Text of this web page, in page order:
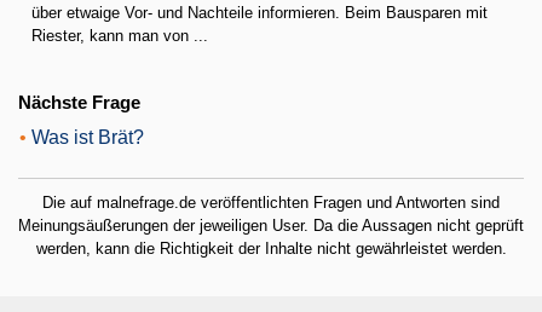
über etwaige Vor- und Nachteile informieren. Beim Bausparen mit
Riester, kann man von ...
Nächste Frage
• Was ist Brät?
Die auf malnefrage.de veröffentlichten Fragen und Antworten sind
Meinungsäußerungen der jeweiligen User. Da die Aussagen nicht geprüft
werden, kann die Richtigkeit der Inhalte nicht gewährleistet werden.